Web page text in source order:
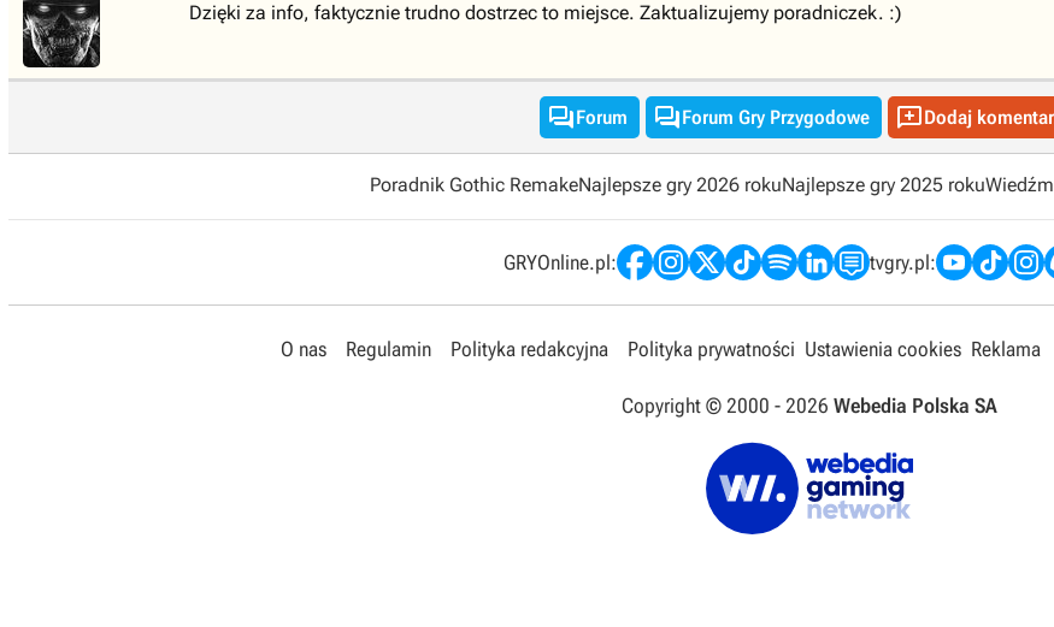
Dzięki za info, faktycznie trudno dostrzec to miejsce. Zaktualizujemy poradniczek. :)
Forum Forum Gry Przygodowe Dodaj
Poradnik Gothic RemakeNajlepsze gry 2026 rokuNajlepsze gry 2025 roku
GRYOnline.pl: tvgry.pl:
O nas Regulamin Polityka redakcyjna Polityka prywatności Ustawienia cookies Reklama
Copyright © 2000 - 2026 Webedia Polska SA